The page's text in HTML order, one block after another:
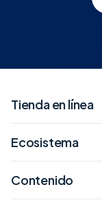
Tienda en línea
Ecosistema
Contenido